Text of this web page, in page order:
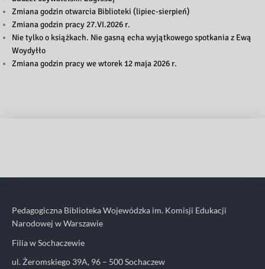
Zmiana godzin otwarcia Biblioteki (lipiec-sierpień)
Zmiana godzin pracy 27.VI.2026 r.
Nie tylko o książkach. Nie gasną echa wyjątkowego spotkania z Ewą
Woydyłło
Zmiana godzin pracy we wtorek 12 maja 2026 r.
Pedagogiczna Biblioteka Wojewódzka im. Komisji Edukacji
Narodowej w Warszawie
Filia w Sochaczewie
ul. Żeromskiego 39A, 96 – 500 Sochaczew